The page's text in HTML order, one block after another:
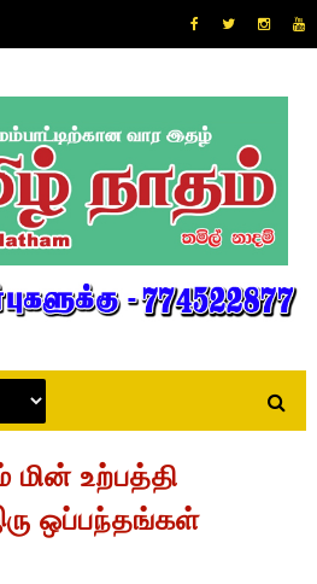
மின் உற்பத்தி
ஒப்பந்தங்கள்